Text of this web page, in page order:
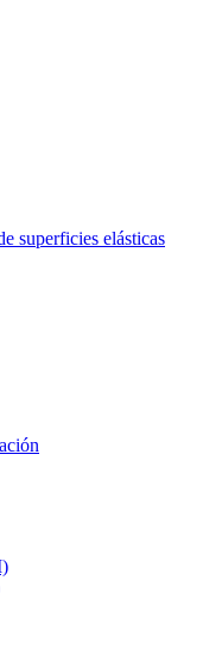
superficies elásticas